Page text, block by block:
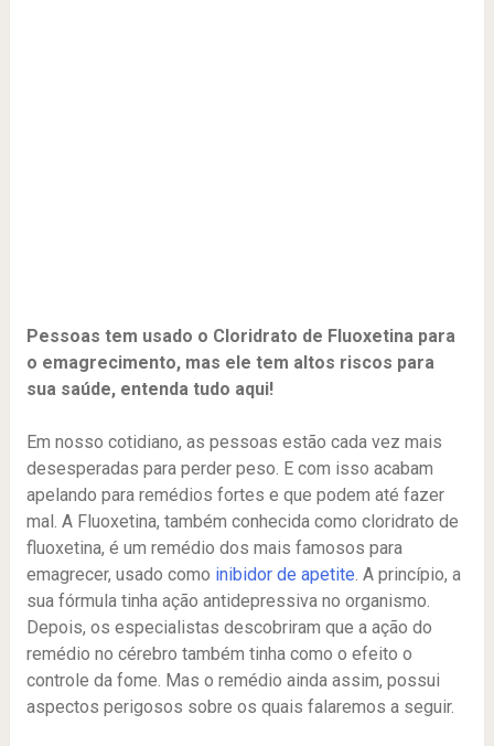
Pessoas tem usado o Cloridrato de Fluoxetina para
o emagrecimento, mas ele tem altos riscos para
sua saúde, entenda tudo aqui!
Em nosso cotidiano, as pessoas estão cada vez mais
desesperadas para perder peso. E com isso acabam
apelando para remédios fortes e que podem até fazer
mal. A Fluoxetina, também conhecida como cloridrato de
fluoxetina, é um remédio dos mais famosos para
emagrecer, usado como inibidor de apetite. A princípio, a
sua fórmula tinha ação antidepressiva no organismo.
Depois, os especialistas descobriram que a ação do
remédio no cérebro também tinha como o efeito o
controle da fome. Mas o remédio ainda assim, possui
aspectos perigosos sobre os quais falaremos a seguir.